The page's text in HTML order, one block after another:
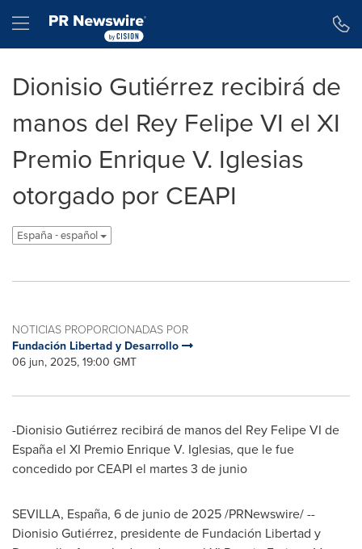
Hamburger menu
Dionisio Gutiérrez recibirá de
manos del Rey Felipe VI el XI
Premio Enrique V. Iglesias
otorgado por CEAPI
España - español
NOTICIAS PROPORCIONADAS POR
Fundación Libertad y Desarrollo
06 jun, 2025, 19:00 GMT
-Dionisio Gutiérrez recibirá de manos del Rey Felipe VI de
España el XI Premio Enrique V. Iglesias, que le fue
concedido por CEAPI el martes 3 de junio
SEVILLA, España, 6 de junio de 2025/PRNewswire/ --
Dionisio Gutiérrez, presidente de Fundación Libertad y